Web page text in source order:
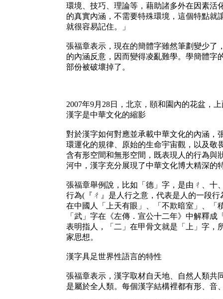
環境、技巧、理論等，藉助諸多外在因素活
的真實內涵，不需要特殊環境，這個特點就
就很容易記住。」
張福章表示，現在的簡體字雖然筆劃變少了
的內涵反意，因而變得凌亂難學。學簡體字
部份被破壞掉了。
2007年9月28日，北京，頤和園內的花盆，
漢字是中華文化的縮影
對於漢字如何對應並承載中華文化的內涵，
環運化的規律、原始的生命宇宙觀，以及敬
含有形空間和無形空間，既表現人的行為與
河中，漢字充分展現了中華文化博大精深的
張福章舉例說，比如「德」字，是由ㄔ、十
行為(『ㄔ』是人行之意，代表是人的一段
在中國人「上天有眼」、「不欺暗室」、「
「武」字在《左傳．宣公十二年》中解釋
表明指人，「二」在甲骨文就是「上」字，
家思想。
漢字具足世界性語言的特性
張福章表示，漢字取材自天地、自然人類共
是屬於全人類。每個漢字結構裡都有形、音